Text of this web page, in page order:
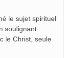
le sujet spirituel
soulignant
le Christ, seule